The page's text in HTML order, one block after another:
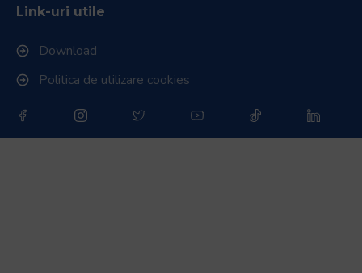
Link-uri utile
Download
Politica de utilizare cookies